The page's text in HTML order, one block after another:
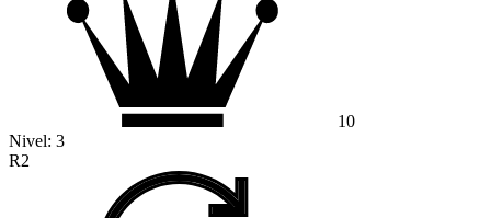
10
Nivel: 3
R2